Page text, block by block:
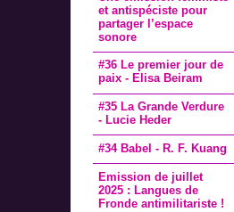
et antispéciste pour
partager l’espace
sonore
#36 Le premier jour de
paix - Elisa Beiram
#35 La Grande Verdure
- Lucie Heder
#34 Babel - R. F. Kuang
Emission de juillet
2025 : Langues de
Fronde antimilitariste !